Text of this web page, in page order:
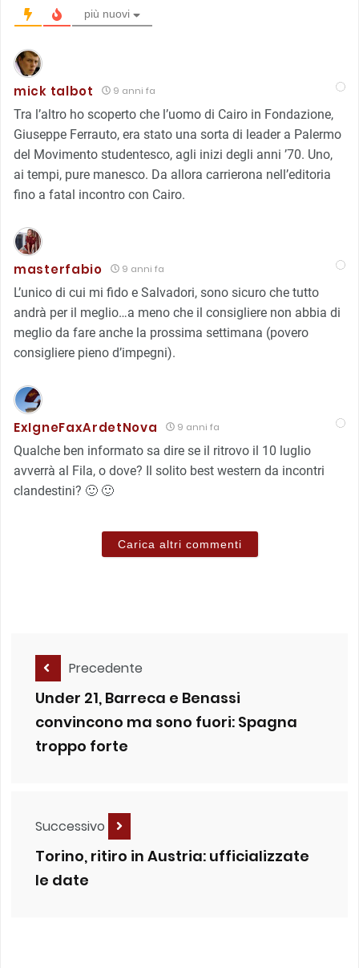
più nuovi
mick talbot 9 anni fa
Tra l’altro ho scoperto che l’uomo di Cairo in Fondazione,
Giuseppe Ferrauto, era stato una sorta di leader a Palermo
del Movimento studentesco, agli inizi degli anni ’70. Uno,
ai tempi, pure manesco. Da allora carrierona nell’editoria
fino a fatal incontro con Cairo.
masterfabio 9 anni fa
L’unico di cui mi fido e Salvadori, sono sicuro che tutto
andrà per il meglio…a meno che il consigliere non abbia di
meglio da fare anche la prossima settimana (povero
consigliere pieno d’impegni).
ExIgneFaxArdetNova 9 anni fa
Qualche ben informato sa dire se il ritrovo il 10 luglio
avverrà al Fila, o dove? Il solito best western da incontri
clandestini? 🙂 🙂
Carica altri commenti
Precedente
Under 21, Barreca e Benassi
convincono ma sono fuori: Spagna
troppo forte
Successivo
Torino, ritiro in Austria: ufficializzate
le date